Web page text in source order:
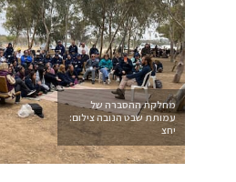
מחלקת ההסברה של
עמותת שבט הנובה צילום:
יחצ